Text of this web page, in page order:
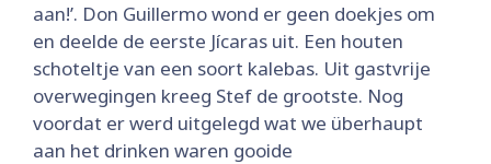
aan!’. Don Guillermo wond er geen doekjes om
en deelde de eerste Jícaras uit. Een houten
schoteltje van een soort kalebas. Uit gastvrije
overwegingen kreeg Stef de grootste. Nog
voordat er werd uitgelegd wat we überhaupt
aan het drinken waren gooide